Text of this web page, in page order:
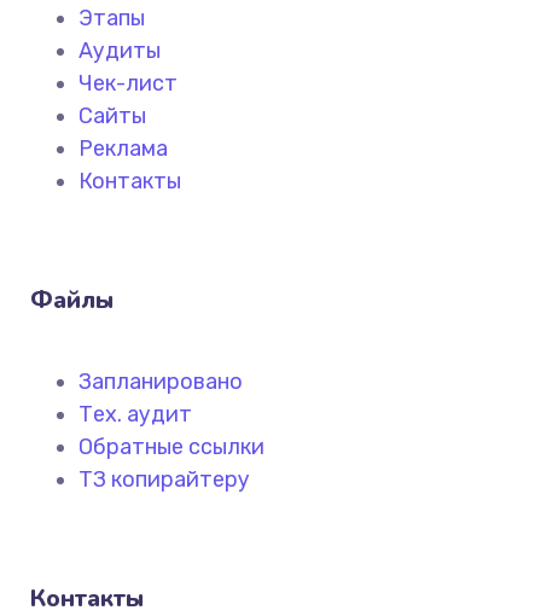
Этапы
Аудиты
Чек-лист
Сайты
Реклама
Контакты
Файлы
Запланировано
Тех. аудит
Обратные ссылки
ТЗ копирайтеру
Контакты